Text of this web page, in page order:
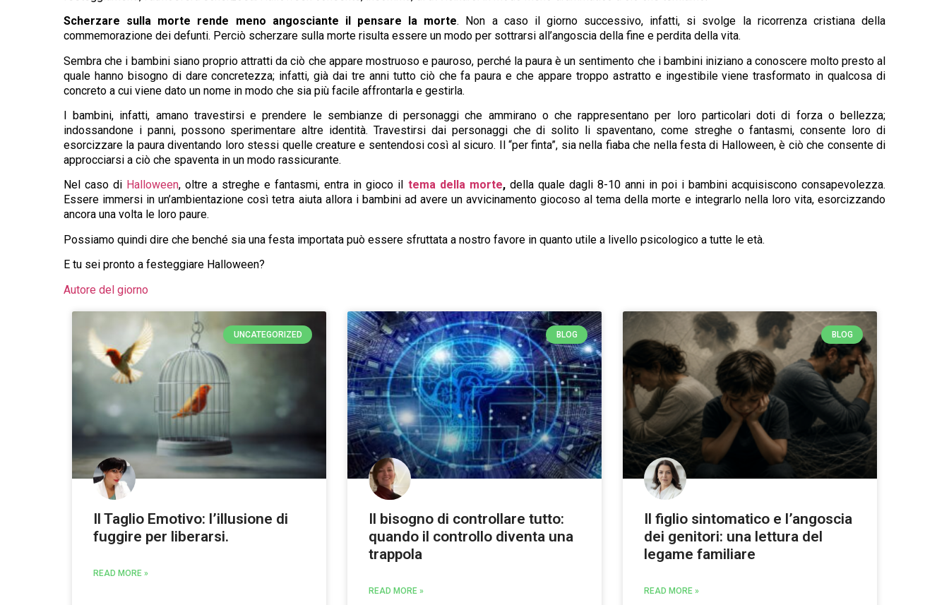
Scherzare sulla morte rende meno angosciante il pensare la morte. Non a caso il giorno successivo, infatti, si svolge la ricorrenza cristiana della
commemorazione dei defunti. Perciò scherzare sulla morte risulta essere un modo per sottrarsi all’angoscia della fine e perdita della vita.
Sembra che i bambini siano proprio attratti da ciò che appare mostruoso e pauroso, perché la paura è un sentimento che i bambini iniziano a conoscere molto presto al
quale hanno bisogno di dare concretezza; infatti, già dai tre anni tutto ciò che fa paura e che appare troppo astratto e ingestibile viene trasformato in qualcosa di
concreto a cui viene dato un nome in modo che sia più facile affrontarla e gestirla.
I bambini, infatti, amano travestirsi e prendere le sembianze di personaggi che ammirano o che rappresentano per loro particolari doti di forza o bellezza;
indossandone i panni, possono sperimentare altre identità. Travestirsi dai personaggi che di solito li spaventano, come streghe o fantasmi, consente loro di
esorcizzare la paura diventando loro stessi quelle creature e sentendosi così al sicuro. Il “per finta”, sia nella fiaba che nella festa di Halloween, è ciò che consente di
approcciarsi a ciò che spaventa in un modo rassicurante.
Nel caso di Halloween, oltre a streghe e fantasmi, entra in gioco il tema della morte,della quale dagli 8-10 anni in poi i bambini acquisiscono consapevolezza.
Essere immersi in un’ambientazione così tetra aiuta allora i bambini ad avere un avvicinamento giocoso al tema della morte e integrarlo nella loro vita, esorcizzando
ancora una volta le loro paure.
Possiamo quindi dire che benché sia una festa importata può essere sfruttata a nostro favore in quanto utile a livello psicologico a tutte le età.
E tu sei pronto a festeggiare Halloween?
Autore del giorno
UNCATEGORIZED
Il Taglio Emotivo: l’illusione di
fuggire per liberarsi.
READ MORE »
BLOG
Il bisogno di controllare tutto:
quando il controllo diventa una
trappola
READ MORE »
BLOG
Il figlio sintomatico e l’angoscia
dei genitori: una lettura del
legame familiare
READ MORE »